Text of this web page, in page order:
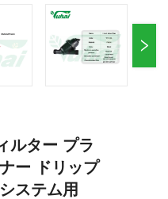
ルター プラ
ー ドリップ
ステム用